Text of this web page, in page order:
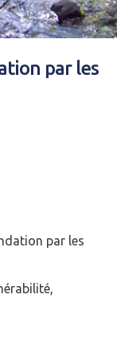
par les
par les
de